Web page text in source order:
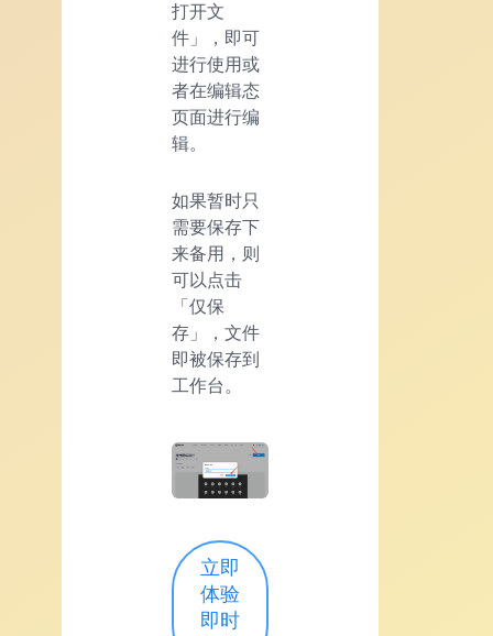
打开文
件」，即可
进行使用或
者在编辑态
页面进行编
辑。
如果暂时只
需要保存下
来备用，则
可以点击
「仅保
存」，文件
即被保存到
工作台。
立即
体验
即时